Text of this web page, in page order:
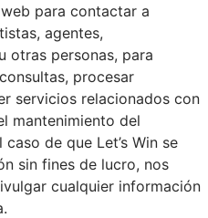
para contactar a
agentes,
otras personas, para
procesar
servicios relacionados con
mantenimiento del
de que Let’s Win se
sin fines de lucro, nos
cualquier información